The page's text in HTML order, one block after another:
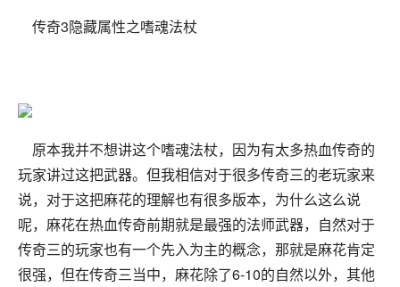
传奇3隐藏属性之嗜魂法杖
原本我并不想讲这个嗜魂法杖，因为有太多热血传奇的
玩家讲过这把武器。但我相信对于很多传奇三的老玩家来
说，对于这把麻花的理解也有很多版本，为什么这么说
呢，麻花在热血传奇前期就是最强的法师武器，自然对于
传奇三的玩家也有一个先入为主的概念，那就是麻花肯定
很强，但在传奇三当中，麻花除了6-10的自然以外，其他